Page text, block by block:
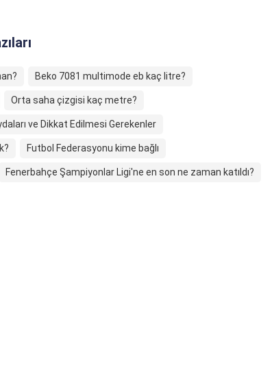
Beko 7081 multimode eb kaç litre?
Orta saha çizgisi kaç metre?
ve Dikkat Edilmesi Gerekenler
Futbol Federasyonu kime bağlı
Fenerbahçe Şampiyonlar Ligi'ne en son ne zaman katıldı?